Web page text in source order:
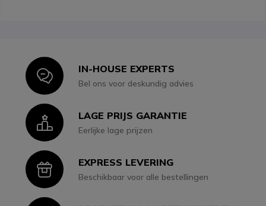
IconIN-HOUSE EXPERTS
Bel ons voor deskundig advies
IconLAGE PRIJS GARANTIE
Eerlijke lage prijzen
IconEXPRESS LEVERING
Beschikbaar voor alle bestellingen